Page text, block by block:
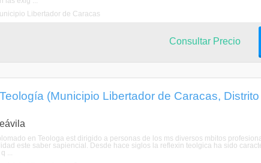
Libertador de Caracas
Consultar Precio
(Municipio Libertador de Caracas, Distrito
en Teologa est dirigido a personas de los ms diversos mbitos
este saber sapiencial. Desde hace siglos la reflexin teolgica ha sido
...